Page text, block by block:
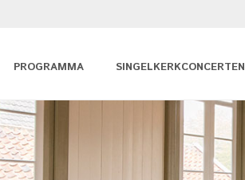
PROGRAMMA SINGELKERKCONCERTEN